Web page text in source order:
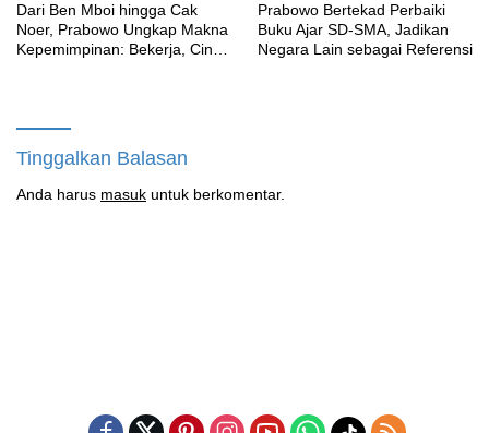
Dari Ben Mboi hingga Cak
Noer, Prabowo Ungkap Makna
Kepemimpinan: Bekerja, Cintai
Prabowo Bertekad Perbaiki
Buku Ajar SD-SMA, Jadikan
Negara Lain sebagai Referensi
Tinggalkan Balasan
Anda harus masuk untuk berkomentar.